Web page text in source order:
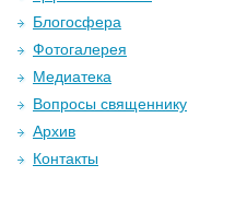
Блогосфера
Фотогалерея
Медиатека
Вопросы священнику
Архив
Контакты